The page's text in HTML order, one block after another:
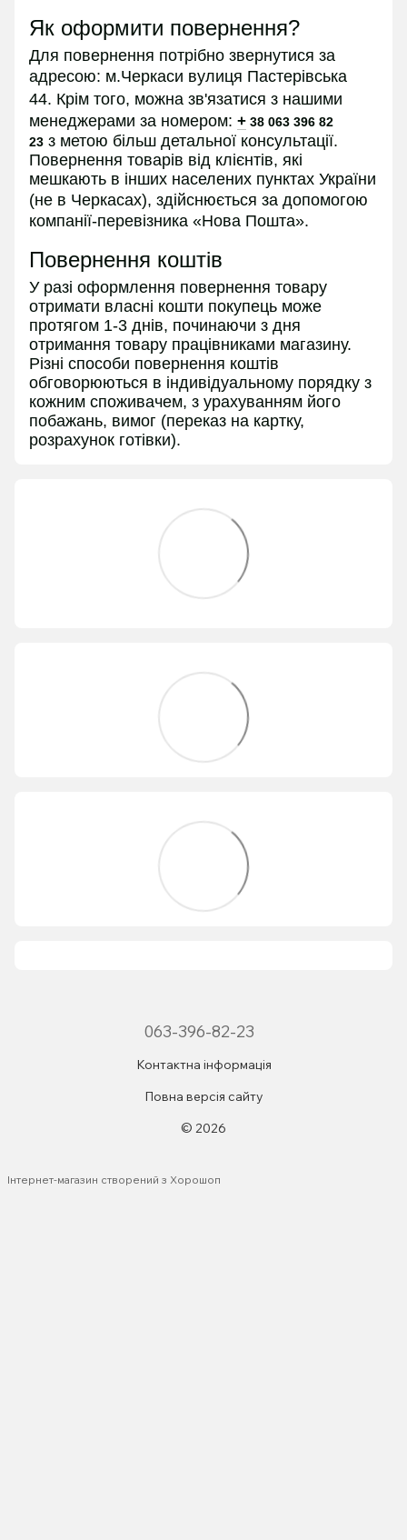
Як оформити повернення?
Для повернення потрібно звернутися за
адресою: м.Черкаси вулиця Пастерівська
44. Крім того, можна зв'язатися з нашими
менеджерами за номером: + 38 063 396 82
23 з метою більш детальної консультації.
Повернення товарів від клієнтів, які
мешкають в інших населених пунктах України
(не в Черкасах), здійснюється за допомогою
компанії-перевізника «Нова Пошта».
Повернення коштів
У разі оформлення повернення товару
отримати власні кошти покупець може
протягом 1-3 днів, починаючи з дня
отримання товару працівниками магазину.
Різні способи повернення коштів
обговорюються в індивідуальному порядку з
кожним споживачем, з урахуванням його
побажань, вимог (переказ на картку,
розрахунок готівки).
063-396-82-23
Контактна інформація
Повна версія сайту
© 2026
Інтернет-магазин створений з Хорошоп